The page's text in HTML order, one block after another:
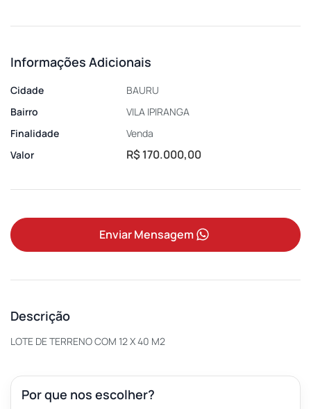
Informações Adicionais
Cidade
BAURU
Bairro
VILA IPIRANGA
Finalidade
Venda
Valor
R$ 170.000,00
Enviar Mensagem
Descrição
LOTE DE TERRENO COM 12 X 40 M2
Por que nos escolher?